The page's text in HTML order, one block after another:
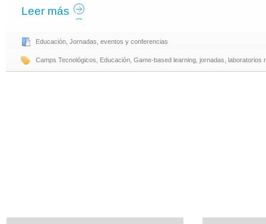
Leer más
Educación Jornadas, eventos y conferencias
Camps Tecnológicos Educación Game-based learning jornadas laboratorios